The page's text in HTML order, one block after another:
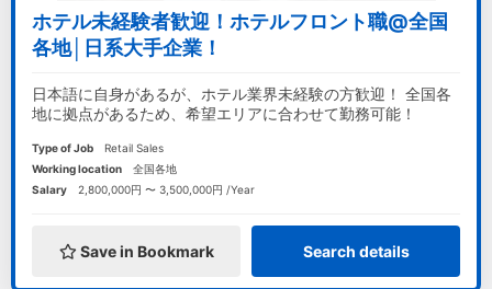
ホテル未経験者歓迎！ホテルフロント職@全国
各地│日系大手企業！
日本語に自身があるが、ホテル業界未経験の方歓迎！ 全国各
地に拠点があるため、希望エリアに合わせて勤務可能！
Type of Job
Retail Sales
Working location
全国各地
Salary
2,800,000円 〜 3,500,000円 /Year
Save in Bookmark Search details